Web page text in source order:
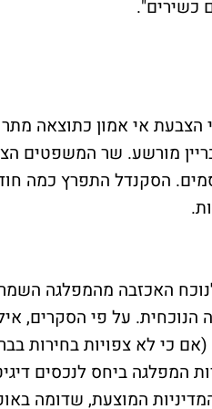
כשירים".
מורשע. שר המשפטים
הסקנדל התפרץ כמה
האכזבה מהמפלגה
הנוכחית. על פי הסקרים,
המפלגה ביחס לנכסים
המוצעת, שדומה